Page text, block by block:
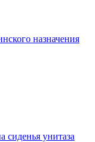
назначения
унитаза